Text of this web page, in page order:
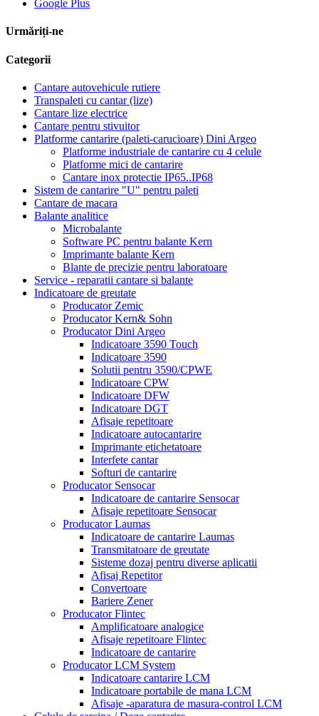
Google Plus
Urmăriți-ne
Categorii
Cantare autovehicule rutiere
Transpaleti cu cantar (lize)
Cantare lize electrice
Cantare pentru stivuitor
Platforme cantarire (paleti-carucioare) Dini Argeo
Platforme industriale de cantarire cu 4 celule
Platforme mici de cantarire
Cantare inox protectie IP65..IP68
Sistem de cantarire "U" pentru paleti
Cantare de macara
Balante analitice
Microbalante
Software PC pentru balante Kern
Imprimante balante Kern
Blante de precizie pentru laboratoare
Service - reparatii cantare si balante
Indicatoare de greutate
Producator Zemic
Producator Kern& Sohn
Producator Dini Argeo
Indicatoare 3590 Touch
Indicatoare 3590
Solutii pentru 3590/CPWE
Indicatoare CPW
Indicatoare DFW
Indicatoare DGT
Afisaje repetitoare
Indicatoare autocantarire
Imprimante etichetatoare
Interfete cantar
Softuri de cantarire
Producator Sensocar
Indicatoare de cantarire Sensocar
Afisaje repetitoare Sensocar
Producator Laumas
Indicatoare de cantarire Laumas
Transmitatoare de greutate
Sisteme dozaj pentru diverse aplicatii
Afisaj Repetitor
Convertoare
Bariere Zener
Producator Flintec
Amplificatoare analogice
Afisaje repetitoare Flintec
Indicatoare de cantarire
Producator LCM System
Indicatoare cantarire LCM
Indicatoare portabile de mana LCM
Afisaje -aparatura de masura-control LCM